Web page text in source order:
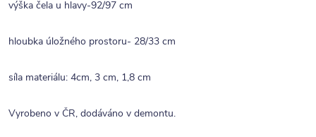
výška čela u hlavy-92/97 cm
hloubka úložného prostoru- 28/33 cm
síla materiálu: 4cm, 3 cm, 1,8 cm
Vyrobeno v ČR, dodáváno v demontu.